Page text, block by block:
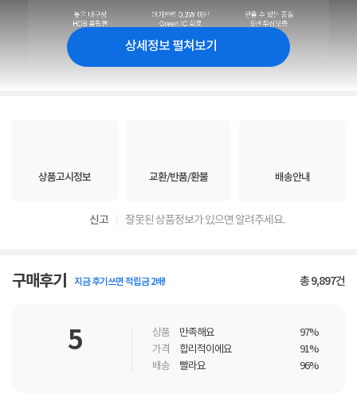
상세정보 펼쳐보기
상품고시정보 교환/반품/환불 배송안내
신고 잘못된 상품정보가 있으면 알려주세요.
구매후기 지금 후기쓰면 적립금 2배! 총9,897건
5 상품 만족해요
97%
가격
합리적이에요
91%
배송
빨라요 96%